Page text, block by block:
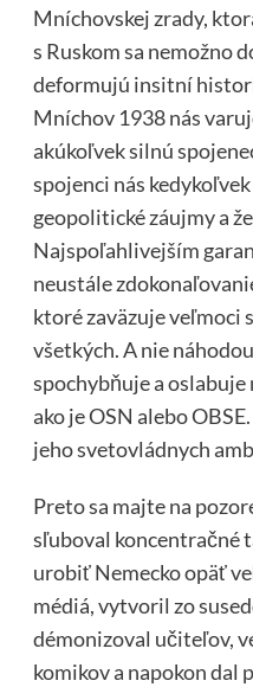
Mníchovskej zrady,
s Ruskom sa nemožno
deformujú insitní
Mníchov 1938 nás
akúkoľvek silnú
spojenci nás
geopolitické záujmy a
Najspoľahlivejším
neustále
ktoré zaväzuje veľmoci
všetkých. A nie
spochybňuje a
ako je OSN alebo
jeho svetovládnych
Preto sa majte na
sľuboval koncentračné
urobiť Nemecko opäť
médiá, vytvoril zo
démonizoval učiteľov,
komikov a napokon dal